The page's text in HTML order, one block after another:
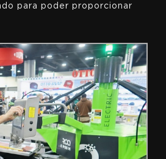
para poder proporcionar